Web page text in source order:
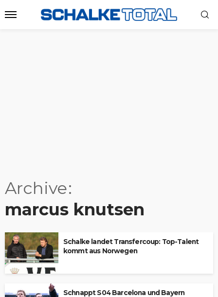
Archive
marcus knutsen
Schalke landet Transfercoup: Top-Talent
kommt aus Norwegen
Schnappt S04 Barcelona und Bayern